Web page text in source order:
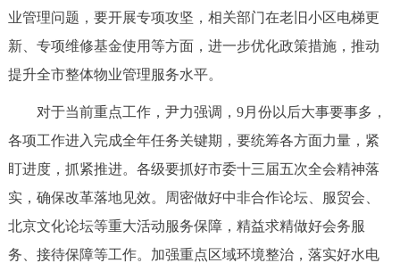
业管理问题，要开展专项攻坚，相关部门在老旧小区电梯更
新、专项维修基金使用等方面，进一步优化政策措施，推动
提升全市整体物业管理服务水平。
对于当前重点工作，尹力强调，9月份以后大事要事多，
各项工作进入完成全年任务关键期，要统筹各方面力量，紧
盯进度，抓紧推进。各级要抓好市委十三届五次全会精神落
实，确保改革落地见效。周密做好中非合作论坛、服贸会、
北京文化论坛等重大活动服务保障，精益求精做好会务服
务、接待保障等工作。加强重点区域环境整治，落实好水电